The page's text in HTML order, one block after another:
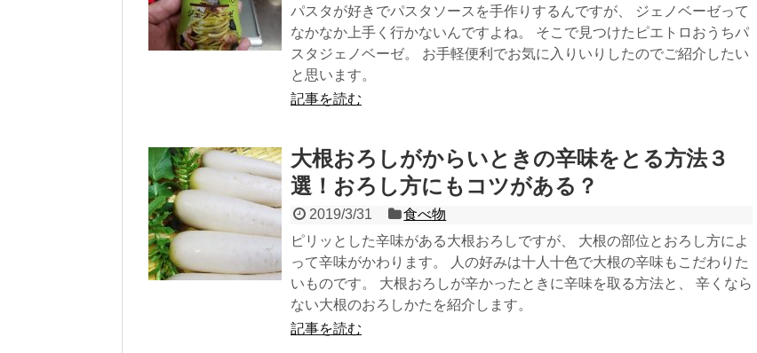
パスタが好きでパスタソースを手作りするんですが、 ジェノベーゼって
なかなか上手く行かないんですよね。 そこで見つけたピエトロおうちパ
スタジェノベーゼ。 お手軽便利でお気に入りいりしたのでご紹介したい
と思います。
記事を読む
大根おろしがからいときの辛味をとる方法３
選！おろし方にもコツがある？
2019/3/31
食べ物
ピリッとした辛味がある大根おろしですが、 大根の部位とおろし方によ
って辛味がかわります。 人の好みは十人十色で大根の辛味もこだわりた
いものです。 大根おろしが辛かったときに辛味を取る方法と、 辛くなら
ない大根のおろしかたを紹介します。
記事を読む